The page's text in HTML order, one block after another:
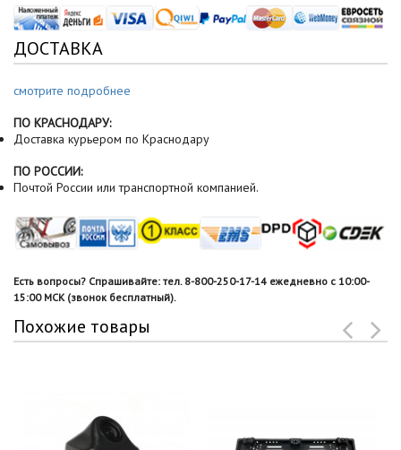
ДОСТАВКА
смотрите подробнее
ПО КРАСНОДАРУ:
Доставка курьером по Краснодару
ПО РОССИИ:
Почтой России или транспортной компанией.
Есть вопросы? Спрашивайте: тел. 8-800-250-17-14 ежедневно с 10:00-
15:00 МСК (звонок бесплатный).
Похожие товары